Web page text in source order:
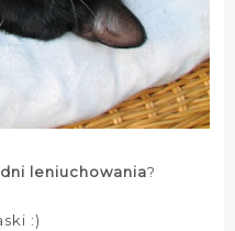
leniuchowania?
:)